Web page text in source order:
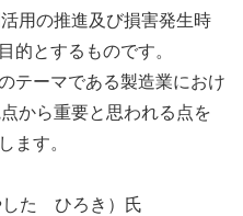
用の推進及び損害発生時
的とするものです。
テーマである製造業におけ
から重要と思われる点を
ます。
した ひろき）氏